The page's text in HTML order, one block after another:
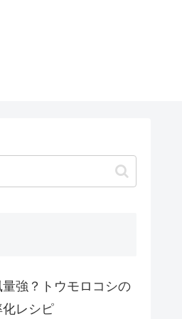
強？トウモロコシの
レシピ